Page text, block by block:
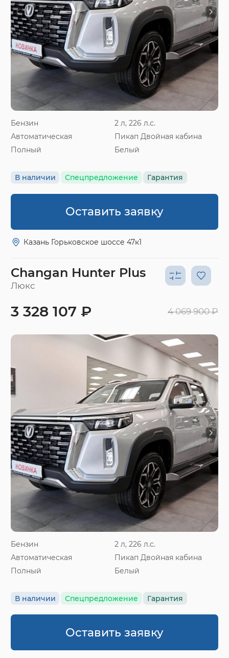
Бензин
2 л, 226 л.с.
Автоматическая
Пикап Двойная кабина
Полный
Белый
В наличии Спецпредложение Гарантия
Оставить заявку
Казань Горьковское шоссе 47к1
Changan Hunter Plus
Люкс
Бензин
2 л, 226 л.с.
Автоматическая
Пикап Двойная кабина
Полный
Белый
В наличии Спецпредложение Гарантия
3 328 107 ₽ 4 069 900 ₽
Оставить заявку